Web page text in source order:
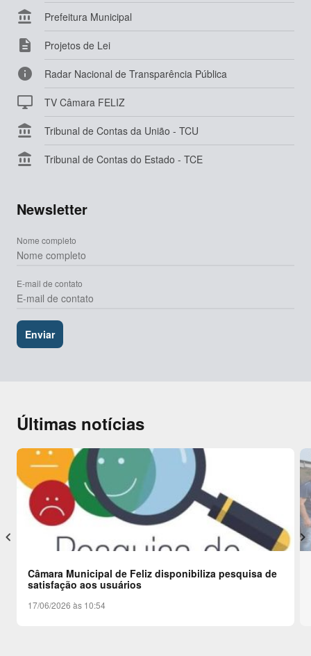
 Prefeitura Municipal
 Projetos de Lei
 Radar Nacional de Transparência Pública
 TV Câmara FELIZ
 Tribunal de Contas da União - TCU
 Tribunal de Contas do Estado - TCE
Newsletter
Nome completo
E-mail de contato
Últimas notícias
Câmara Municipal de Feliz disponibiliza pesquisa de
satisfação aos usuários
17/06/2026 às 10:54
keyboard_arrow_left keyboard_arrow_right